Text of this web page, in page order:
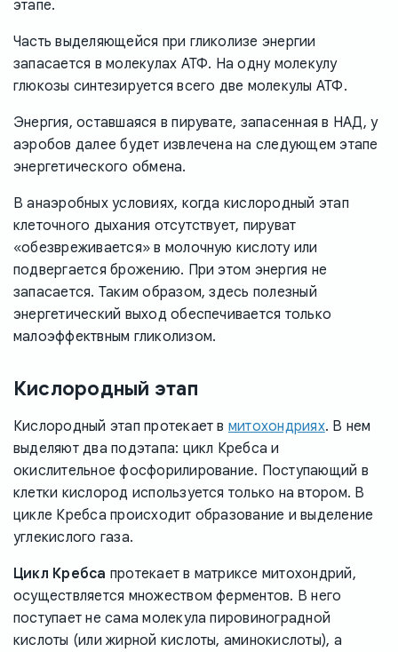
этапе.
Часть выделяющейся при гликолизе энергии
запасается в молекулах АТФ. На одну молекулу
глюкозы синтезируется всего две молекулы АТФ.
Энергия, оставшаяся в пирувате, запасенная в НАД, у
аэробов далее будет извлечена на следующем этапе
энергетического обмена.
В анаэробных условиях, когда кислородный этап
клеточного дыхания отсутствует, пируват
«обезвреживается» в молочную кислоту или
подвергается брожению. При этом энергия не
запасается. Таким образом, здесь полезный
энергетический выход обеспечивается только
малоэффектвным гликолизом.
Кислородный этап
Кислородный этап протекает в митохондриях. В нем
выделяют два подэтапа: цикл Кребса и
окислительное фосфорилирование. Поступающий в
клетки кислород используется только на втором. В
цикле Кребса происходит образование и выделение
углекислого газа.
Цикл Кребса протекает в матриксе митохондрий,
осуществляется множеством ферментов. В него
поступает не сама молекула пировиноградной
кислоты (или жирной кислоты, аминокислоты), а